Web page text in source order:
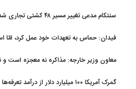
سنتکام مدعی تغییر مسیر ۴۸ کشتی تجاری شد
فیدان: حماس به تعهدات خود عمل کرد، امّا
معاون وزیر خارجه: مذاکره نه معجزه است و
گمرک آمریکا ۱۰۰ میلیارد دلار از درآمد تعرفه‌ها را به واردکنندگان بازگرداند